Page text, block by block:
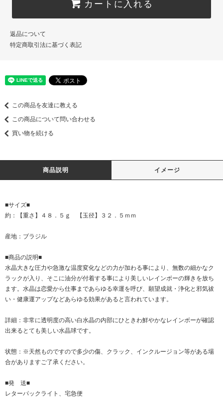
カートに入れる
返品について
特定商取引法に基づく表記
この商品を友達に教える
この商品について問い合わせる
買い物を続ける
商品説明 イメージ
■サイズ■
約：【重さ】４８．５ｇ 【玉径】３２．５ｍｍ
産地：ブラジル
■商品の説明■
水晶大きな圧力や急激な温度変化などの力が加わる事により、無数の細かなク
ラックが入り、そこに油分が付着する事により美しいレインボーの輝きを放ち
ます。水晶は恋愛から仕事まであらゆる幸運を呼び、願望成就・浄化と邪気祓
い・健康運アップなどあらゆる効果があると言われています。
詳細：非常に透明度の高い白水晶の内部にひときわ鮮やかなレインボーが確認
出来るとても美しい水晶球です。
状態：※天然ものですので多少の傷、クラック、インクルージョン等がある場
合がありますご了承ください。
■発 送■
レターパックライト、宅急便